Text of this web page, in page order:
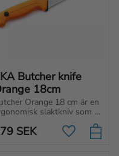
Butcher knife
18cm
Orange 18 cm är en
slaktkniv som
hackar och skivar med
Perfekt för både
SEK Lägg till i